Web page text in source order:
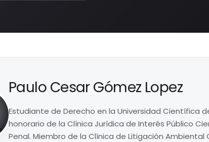
Paulo Cesar Gómez Lopez
Estudiante de Derecho en la Universidad Científica
honorario de la Clínica Jurídica de Interés Público
Penal. Miembro de la Clínica de Litigación Ambiental